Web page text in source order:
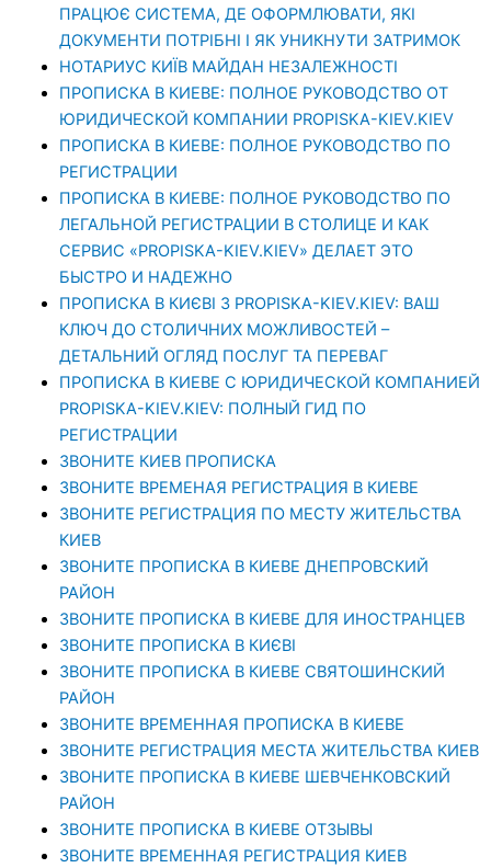
ПРАЦЮЄ СИСТЕМА, ДЕ ОФОРМЛЮВАТИ, ЯКІ
ДОКУМЕНТИ ПОТРІБНІ І ЯК УНИКНУТИ ЗАТРИМОК
НОТАРИУС КИЇВ МАЙДАН НЕЗАЛЕЖНОСТІ
ПРОПИСКА В КИЕВЕ: ПОЛНОЕ РУКОВОДСТВО ОТ
ЮРИДИЧЕСКОЙ КОМПАНИИ PROPISKA-KIEV.KIEV
ПРОПИСКА В КИЕВЕ: ПОЛНОЕ РУКОВОДСТВО ПО
РЕГИСТРАЦИИ
ПРОПИСКА В КИЕВЕ: ПОЛНОЕ РУКОВОДСТВО ПО
ЛЕГАЛЬНОЙ РЕГИСТРАЦИИ В СТОЛИЦЕ И КАК
СЕРВИС «PROPISKA-KIEV.KIEV» ДЕЛАЕТ ЭТО
БЫСТРО И НАДЕЖНО
ПРОПИСКА В КИЄВІ З PROPISKA-KIEV.KIEV: ВАШ
КЛЮЧ ДО СТОЛИЧНИХ МОЖЛИВОСТЕЙ –
ДЕТАЛЬНИЙ ОГЛЯД ПОСЛУГ ТА ПЕРЕВАГ
ПРОПИСКА В КИЕВЕ С ЮРИДИЧЕСКОЙ КОМПАНИЕЙ
PROPISKA-KIEV.KIEV: ПОЛНЫЙ ГИД ПО
РЕГИСТРАЦИИ
ЗВОНИТЕ КИЕВ ПРОПИСКА
ЗВОНИТЕ ВРЕМЕНАЯ РЕГИСТРАЦИЯ В КИЕВЕ
ЗВОНИТЕ РЕГИСТРАЦИЯ ПО МЕСТУ ЖИТЕЛЬСТВА
КИЕВ
ЗВОНИТЕ ПРОПИСКА В КИЕВЕ ДНЕПРОВСКИЙ
РАЙОН
ЗВОНИТЕ ПРОПИСКА В КИЕВЕ ДЛЯ ИНОСТРАНЦЕВ
ЗВОНИТЕ ПРОПИСКА В КИЄВІ
ЗВОНИТЕ ПРОПИСКА В КИЕВЕ СВЯТОШИНСКИЙ
РАЙОН
ЗВОНИТЕ ВРЕМЕННАЯ ПРОПИСКА В КИЕВЕ
ЗВОНИТЕ РЕГИСТРАЦИЯ МЕСТА ЖИТЕЛЬСТВА КИЕВ
ЗВОНИТЕ ПРОПИСКА В КИЕВЕ ШЕВЧЕНКОВСКИЙ
РАЙОН
ЗВОНИТЕ ПРОПИСКА В КИЕВЕ ОТЗЫВЫ
ЗВОНИТЕ ВРЕМЕННАЯ РЕГИСТРАЦИЯ КИЕВ